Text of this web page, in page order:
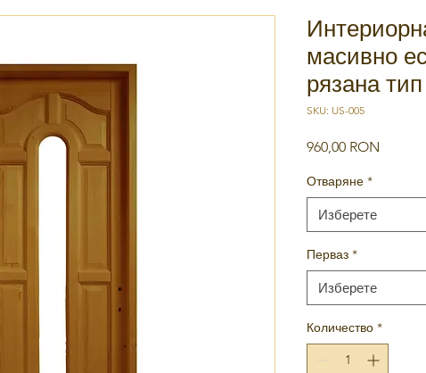
масивно
рязана
SKU: US-005
960,00 RON
Отваряне *
Изберете
Перваз *
Изберете
Количество *